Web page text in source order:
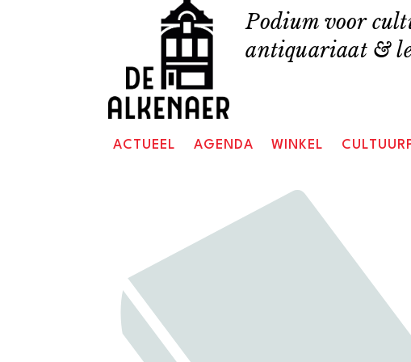
Podium voor
antiquariaat &
ACTUEEL AGENDA WINKEL